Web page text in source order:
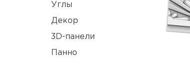
Углы
Декор
3D-панели
Панно